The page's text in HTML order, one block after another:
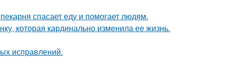
спасает еду и помогает людям.
которая кардинально изменила ее жизнь.
исправлений.